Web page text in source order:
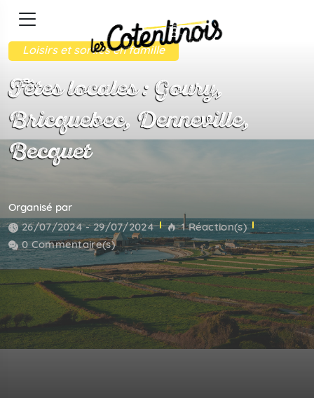
Loisirs et sorties en famille
Fêtes locales : Goury,
Bricquebec, Denneville,
Becquet
Organisé par
26/07/2024 - 29/07/2024
1 Réaction(s)
0 Commentaire(s)